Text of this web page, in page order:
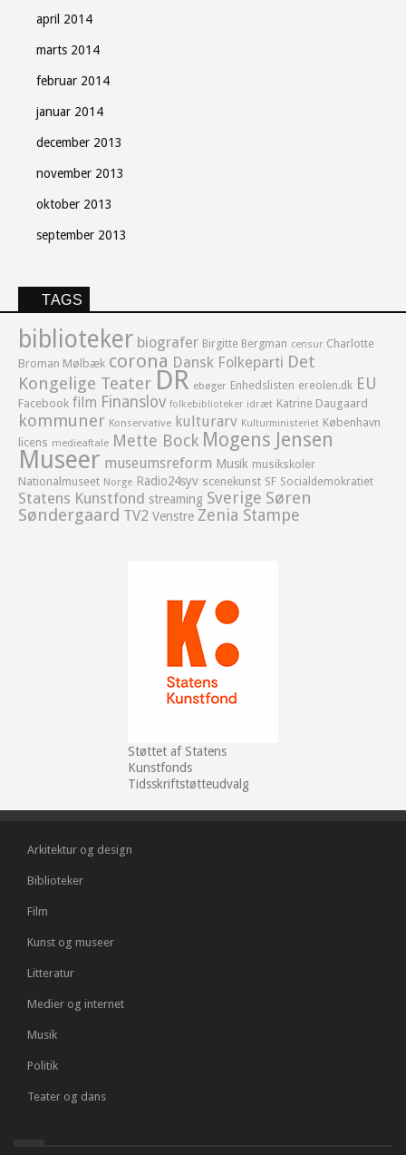
april 2014
marts 2014
februar 2014
januar 2014
december 2013
november 2013
oktober 2013
september 2013
TAGS
biblioteker biografer Birgitte Bergman censur Charlotte
Broman Mølbæk corona Dansk Folkeparti Det
Kongelige Teater DR ebøger Enhedslisten ereolen.dk EU
Facebook film Finanslov folkebiblioteker idræt Katrine Daugaard
kommuner Konservative kulturarv Kulturministeriet København
licens medieaftale Mette Bock Mogens Jensen
Museer museumsreform Musik musikskoler
Nationalmuseet Norge Radio24syv scenekunst SF Socialdemokratiet
Statens Kunstfond streaming Sverige Søren
Søndergaard TV2 Venstre Zenia Stampe
Støttet af Statens
Kunstfonds
Tidsskriftstøtteudvalg
Arkitektur og design
Biblioteker
Film
Kunst og museer
Litteratur
Medier og internet
Musik
Politik
Teater og dans